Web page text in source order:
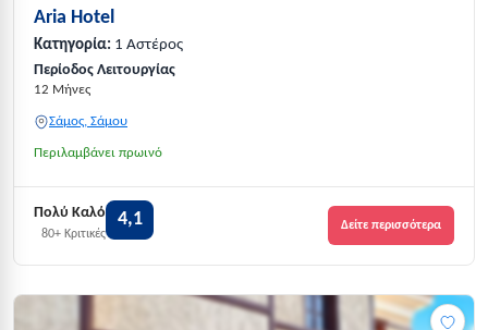
Aria Hotel
Κατηγορία: 1 Αστέρος
Περίοδος Λειτουργίας
12 Μήνες
Σάμος, Σάμου
Περιλαμβάνει πρωινό
Πολύ Καλό
80+ Κριτικές
4,1 Δείτε περισσότερα